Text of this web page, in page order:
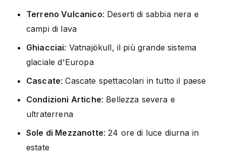
Terreno Vulcanico: Deserti di sabbia nera e
campi di lava
Ghiacciai: Vatnajökull, il più grande sistema
glaciale d'Europa
Cascate: Cascate spettacolari in tutto il paese
Condizioni Artiche: Bellezza severa e
ultraterrena
Sole di Mezzanotte: 24 ore di luce diurna in
estate